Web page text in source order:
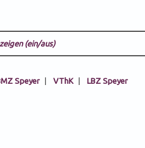
(ein/aus)
Speyer | VThK | LBZ Speyer